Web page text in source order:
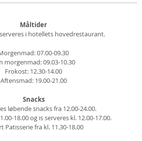
Måltider
i hotellets hovedrestaurant.
07.00-09.30
morgenmad: 09.03-10.30
Frokost: 12.30-14.00
Aftensmad: 19.00-21.00
Snacks
løbende snacks fra 12.00-24.00.
18.00 og is serveres kl. 12.00-17.00.
Patisserie fra kl. 11.30-18.00